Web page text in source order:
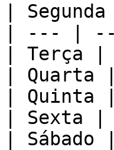
|
| --- |
| Terça
|
| Quinta
| Sexta
|